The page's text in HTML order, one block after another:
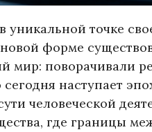
точке
форме
поворачивали
наступает
человеческой
где границы